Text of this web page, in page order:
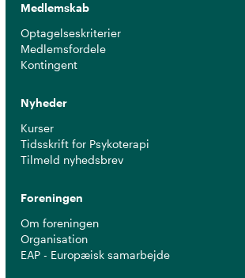
Medlemskab
Optagelseskriterier
Medlemsfordele
Kontingent
Nyheder
Kurser
Tidsskrift for Psykoterapi
Tilmeld nyhedsbrev
Foreningen
Om foreningen
Organisation
EAP - Europæisk samarbejde